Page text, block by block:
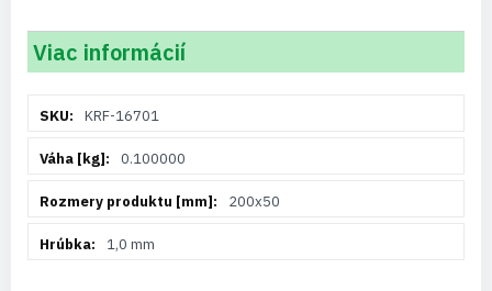
Viac informácií
informáciíKRF-16701
0.100000
200x50
1,0 mm